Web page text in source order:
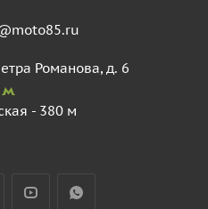
Романова, д. 6
- 380 м